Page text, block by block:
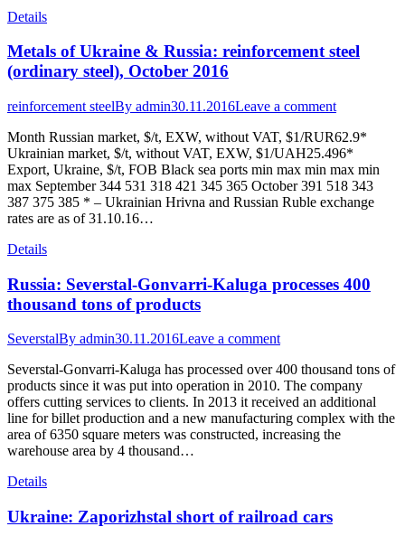
Details
Metals of Ukraine & Russia: reinforcement steel
(ordinary steel), October 2016
reinforcement steelBy admin30.11.2016Leave a comment
Month Russian market, $/t, EXW, without VAT, $1/RUR62.9*
Ukrainian market, $/t, without VAT, EXW, $1/UAH25.496*
Export, Ukraine, $/t, FOB Black sea ports min max min max min
max September 344 531 318 421 345 365 October 391 518 343
387 375 385 * – Ukrainian Hrivna and Russian Ruble exchange
rates are as of 31.10.16…
Details
Russia: Severstal-Gonvarri-Kaluga processes 400
thousand tons of products
SeverstalBy admin30.11.2016Leave a comment
Severstal-Gonvarri-Kaluga has processed over 400 thousand tons of
products since it was put into operation in 2010. The company
offers cutting services to clients. In 2013 it received an additional
line for billet production and a new manufacturing complex with the
area of 6350 square meters was constructed, increasing the
warehouse area by 4 thousand…
Details
Ukraine: Zaporizhstal short of railroad cars